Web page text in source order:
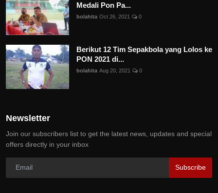
Medali Pon Pa...
bolahita Oct 26, 2021 0
Berikut 12 Tim Sepakbola yang Lolos ke
PON 2021 di...
bolahita Aug 20, 2021 0
Newsletter
Join our subscribers list to get the latest news, updates and special
offers directly in your inbox
Subscribe